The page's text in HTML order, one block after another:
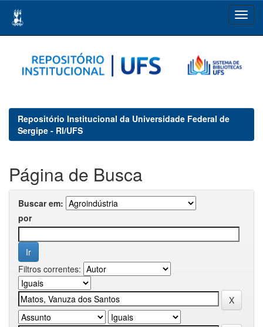
navigation
Repositório Institucional da Universidade Federal de
Sergipe - RI/UFS
Página de Busca
Buscar em:
por
Filtros correntes: